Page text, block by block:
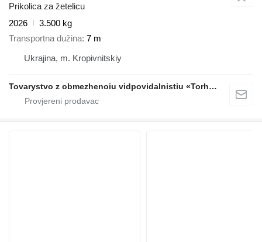
Prikolica za žetelicu
2026
3.500 kg
Transportna dužina 7 m
Ukrajina, m. Kropivnitskiy
Tovarystvo z obmezhenoiu vidpovidalnistiu «Torhovyi Dim Ahro Partnery»